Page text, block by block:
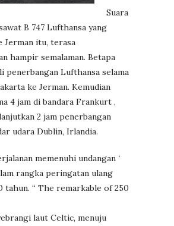
Suara
B 747 Lufthansa yang
Jerman itu, terasa
hampir semalaman. Betapa
penerbangan Lufthansa selama
ke Jerman. Kemudian
4 jam di bandara Frankurt ,
2 jam penerbangan
udara Dublin, Irlandia.
memenuhi undangan ‘
rangka peringatan ulang
tahun. “ The remarkable of 250
laut Celtic, menuju